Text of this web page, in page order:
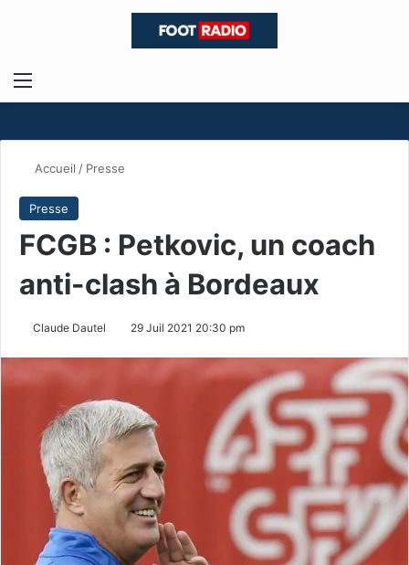
Menu
Accueil / Presse
Presse
FCGB : Petkovic, un coach
anti-clash à Bordeaux
Claude Dautel 29 Juil 2021 20:30 pm